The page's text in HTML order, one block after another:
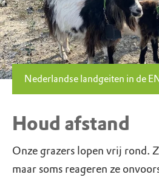
Nederlandse landgeiten in de
Houd afstand
Onze grazers lopen vrij rond.
maar soms ­­reageren ze